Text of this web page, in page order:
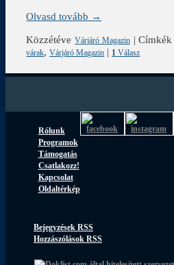
Olvasd tovább →
Közzétéve Várjáró Magazin|Címkék
várak,Várjáró Magazin | 1 Válasz
Rólunk
Programok
Támogatás
Csatlakozz!
Kapcsolat
Oldaltérkép
Bejegyzések RSS
Hozzászólások RSS